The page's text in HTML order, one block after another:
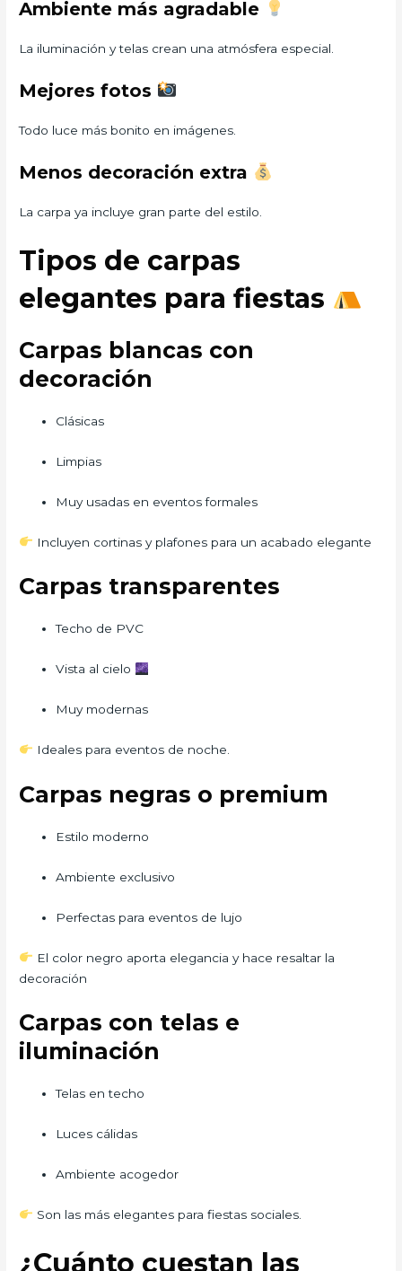
Ambiente más agradable
La iluminación y telas crean una atmósfera especial.
Mejores fotos
Todo luce más bonito en imágenes.
Menos decoración extra
La carpa ya incluye gran parte del estilo.
Tipos de carpas
elegantes para fiestas
Carpas blancas con
decoración
Clásicas
Limpias
Muy usadas en eventos formales
Incluyen cortinas y plafones para un acabado elegante
Carpas transparentes
Techo de PVC
Vista al cielo
Muy modernas
Ideales para eventos de noche.
Carpas negras o premium
Estilo moderno
Ambiente exclusivo
Perfectas para eventos de lujo
El color negro aporta elegancia y hace resaltar la
decoración
Carpas con telas e
iluminación
Telas en techo
Luces cálidas
Ambiente acogedor
Son las más elegantes para fiestas sociales.
¿Cuánto cuestan las